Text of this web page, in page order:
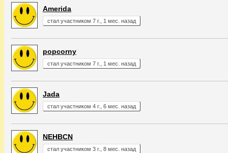
Amerida
стал участником 7 г., 1 мес. назад
popcorny
стал участником 7 г., 1 мес. назад
Jada
стал участником 4 г., 6 мес. назад
NEHBCN
стал участником 3 г., 8 мес. назад